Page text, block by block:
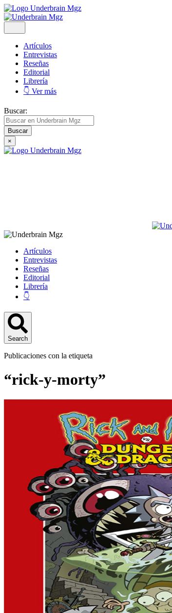
Artículos
Entrevistas
Reseñas
Editorial
Librería
👇 Ver más
Buscar:
×
Artículos
Entrevistas
Reseñas
Editorial
Librería
👇
Search
Publicaciones con la etiqueta
“rick-y-morty”